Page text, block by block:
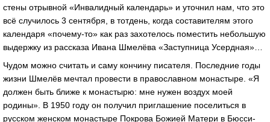
стены отрывной «Инвалидный календарь» и уточнил нам, что это
всё случилось 3 сентября, в тотдень, когда составителям этого
календаря «почему-то» как раз захотелось поместить небольшую
выдержку из рассказа Ивана Шмелёва «Заступница Усердная»…
Чудом можно считать и саму кончину писателя. Последние годы
жизни Шмелёв мечтал провести в православном монастыре. «Я
должен быть ближе к монастырю: мне нужен воздух моей
родины». В 1950 году он получил приглашение поселиться в
русском женском монастыре Покрова Божией Матери в Бюсси-